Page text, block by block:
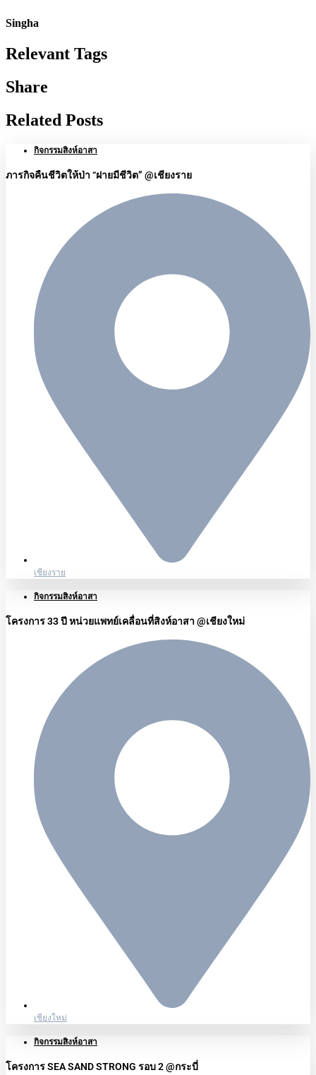
Singha
Relevant Tags
Share
Related Posts
กิจกรรมสิงห์อาสา
ภารกิจคืนชีวิตให้ป่า “ฝายมีชีวิต” @เชียงราย
เชียงราย
กิจกรรมสิงห์อาสา
โครงการ 33 ปี หน่วยแพทย์เคลื่อนที่สิงห์อาสา @เชียงใหม่
เชียงใหม่
กิจกรรมสิงห์อาสา
โครงการ SEA SAND STRONG รอบ 2 @กระบี่